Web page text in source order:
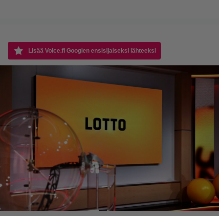
Lisää Voice.fi Googlen ensisijaiseksi lähteeksi